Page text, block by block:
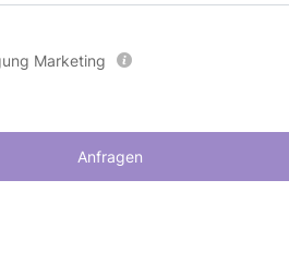
Marketing
Anfragen